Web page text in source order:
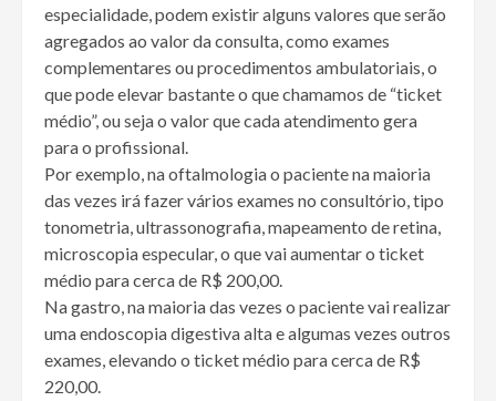
especialidade, podem existir alguns valores que serão
agregados ao valor da consulta, como exames
complementares ou procedimentos ambulatoriais, o
que pode elevar bastante o que chamamos de “ticket
médio”, ou seja o valor que cada atendimento gera
para o profissional.
Por exemplo, na oftalmologia o paciente na maioria
das vezes irá fazer vários exames no consultório, tipo
tonometria, ultrassonografia, mapeamento de retina,
microscopia especular, o que vai aumentar o ticket
médio para cerca de R$ 200,00.
Na gastro, na maioria das vezes o paciente vai realizar
uma endoscopia digestiva alta e algumas vezes outros
exames, elevando o ticket médio para cerca de R$
220,00.